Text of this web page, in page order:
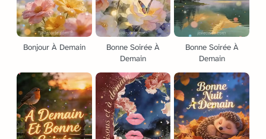
Bonjour À Demain
Bonne Soirée À
Demain
Bonne Soirée À
Demain